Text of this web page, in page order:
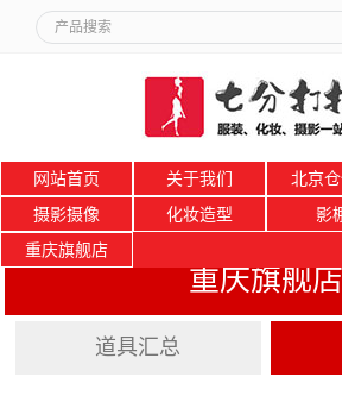
网站首页 关于我们 北京
摄影摄像
化妆造型 影
重庆旗舰店
重庆旗舰店
道具汇总